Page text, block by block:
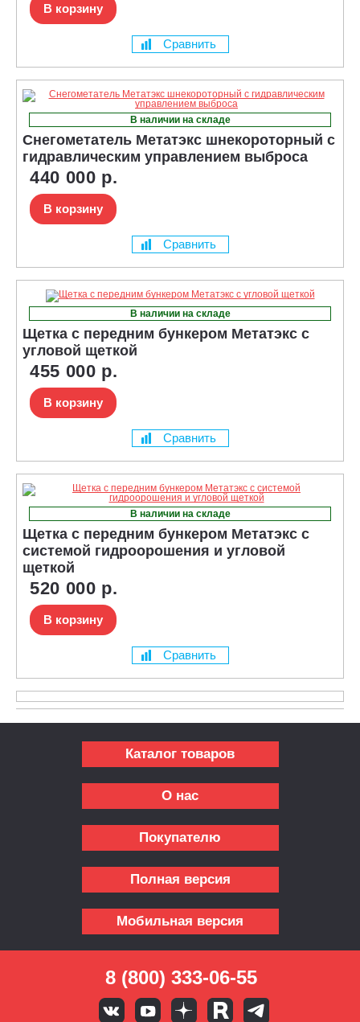
В корзину
Сравнить
В наличии на складе
Снегометатель Метатэкс шнекороторный с
гидравлическим управлением выброса
440 000 р.
В корзину
Сравнить
В наличии на складе
Щетка с передним бункером Метатэкс c
угловой щеткой
455 000 р.
В корзину
Сравнить
В наличии на складе
Щетка с передним бункером Метатэкс с
системой гидроорошения и угловой
щеткой
520 000 р.
В корзину
Сравнить
Каталог товаров
О нас
Покупателю
Полная версия
Мобильная версия
8 (800) 333-06-55